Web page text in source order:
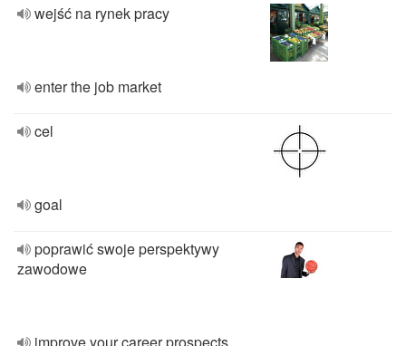
wejść na rynek pracy
enter the job market
cel
goal
poprawić swoje perspektywy
zawodowe